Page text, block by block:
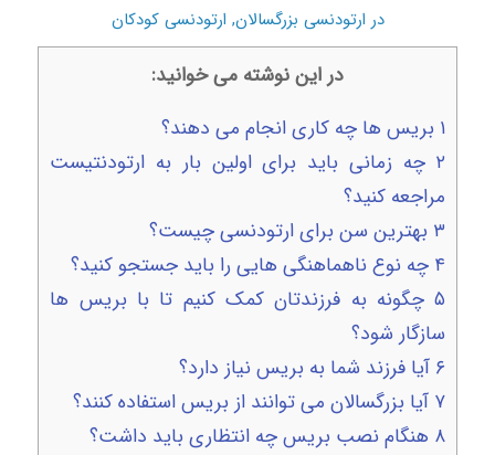
در ارتودنسی بزرگسالان, ارتودنسی کودکان
در این نوشته می خوانید:
۱ بریس ها چه کاری انجام می دهند؟
۲ چه زمانی باید برای اولین بار به ارتودنتیست
مراجعه کنید؟
۳ بهترین سن برای ارتودنسی چیست؟
۴ چه نوع ناهماهنگی هایی را باید جستجو کنید؟
۵چگونه به فرزندتان کمک کنیم تا با بریس ها
سازگار شود؟
۶ آیا فرزند شما به بریس نیاز دارد؟
۷ آیا بزرگسالان می توانند از بریس استفاده کنند؟
۸ هنگام نصب بریس چه انتظاری باید داشت؟